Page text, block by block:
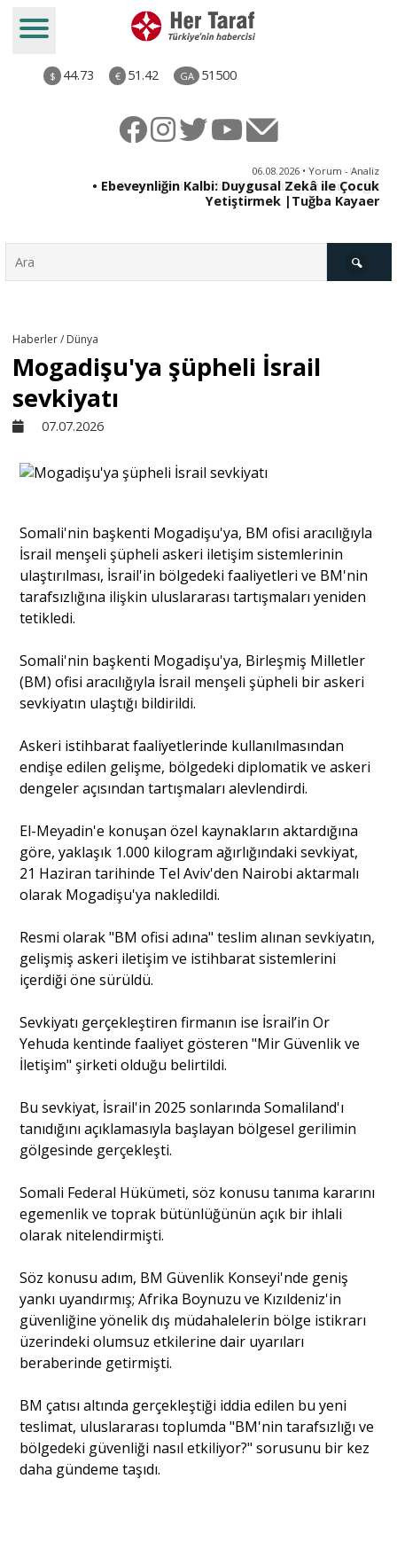
$ 44.73 € 51.42 GA 51500
06.08.2026 • Yorum - Analiz
• Ebeveynliğin Kalbi: Duygusal Zekâ ile Çocuk
Yetiştirmek |Tuğba Kayaer
Derkenar
Ekonomi
Yorum - Analiz
Yazı Dizisi
Portre
Yazarlar
Dosya Haber
Sağlık
Haberler / Dünya
Mogadişu'ya şüpheli İsrail
sevkiyatı
07.07.2026
Somali'nin başkenti Mogadişu'ya, BM ofisi aracılığıyla
İsrail menşeli şüpheli askeri iletişim sistemlerinin
ulaştırılması, İsrail'in bölgedeki faaliyetleri ve BM'nin
tarafsızlığına ilişkin uluslararası tartışmaları yeniden
tetikledi.
Somali'nin başkenti Mogadişu'ya, Birleşmiş Milletler
(BM) ofisi aracılığıyla İsrail menşeli şüpheli bir askeri
sevkiyatın ulaştığı bildirildi.
Askeri istihbarat faaliyetlerinde kullanılmasından
endişe edilen gelişme, bölgedeki diplomatik ve askeri
dengeler açısından tartışmaları alevlendirdi.
El-Meyadin'e konuşan özel kaynakların aktardığına
göre, yaklaşık 1.000 kilogram ağırlığındaki sevkiyat,
21 Haziran tarihinde Tel Aviv'den Nairobi aktarmalı
olarak Mogadişu'ya nakledildi.
Resmi olarak "BM ofisi adına" teslim alınan sevkiyatın,
gelişmiş askeri iletişim ve istihbarat sistemlerini
içerdiği öne sürüldü.
Sevkiyatı gerçekleştiren firmanın ise İsrail’in Or
Yehuda kentinde faaliyet gösteren "Mir Güvenlik ve
İletişim" şirketi olduğu belirtildi.
Bu sevkiyat, İsrail'in 2025 sonlarında Somaliland'ı
tanıdığını açıklamasıyla başlayan bölgesel gerilimin
gölgesinde gerçekleşti.
Somali Federal Hükümeti, söz konusu tanıma kararını
egemenlik ve toprak bütünlüğünün açık bir ihlali
olarak nitelendirmişti.
Söz konusu adım, BM Güvenlik Konseyi'nde geniş
yankı uyandırmış; Afrika Boynuzu ve Kızıldeniz'in
güvenliğine yönelik dış müdahalelerin bölge istikrarı
üzerindeki olumsuz etkilerine dair uyarıları
beraberinde getirmişti.
BM çatısı altında gerçekleştiği iddia edilen bu yeni
teslimat, uluslararası toplumda "BM'nin tarafsızlığı ve
bölgedeki güvenliği nasıl etkiliyor?" sorusunu bir kez
daha gündeme taşıdı.